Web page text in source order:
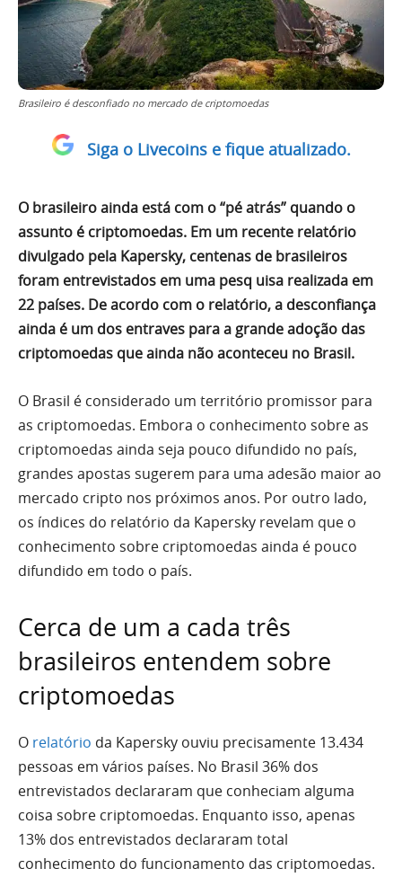
Brasileiro é desconfiado no mercado de criptomoedas
Siga o Livecoins e fique atualizado.
O brasileiro ainda está com o “pé atrás” quando o
assunto é criptomoedas. Em um recente relatório
divulgado pela Kapersky, centenas de brasileiros
foram entrevistados em uma pesq uisa realizada em
22 países. De acordo com o relatório, a desconfiança
ainda é um dos entraves para a grande adoção das
criptomoedas que ainda não aconteceu no Brasil.
O Brasil é considerado um território promissor para
as criptomoedas. Embora o conhecimento sobre as
criptomoedas ainda seja pouco difundido no país,
grandes apostas sugerem para uma adesão maior ao
mercado cripto nos próximos anos. Por outro lado,
os índices do relatório da Kapersky revelam que o
conhecimento sobre criptomoedas ainda é pouco
difundido em todo o país.
Cerca de um a cada três
brasileiros entendem sobre
criptomoedas
O relatório da Kapersky ouviu precisamente 13.434
pessoas em vários países. No Brasil 36% dos
entrevistados declararam que conheciam alguma
coisa sobre criptomoedas. Enquanto isso, apenas
13% dos entrevistados declararam total
conhecimento do funcionamento das criptomoedas.